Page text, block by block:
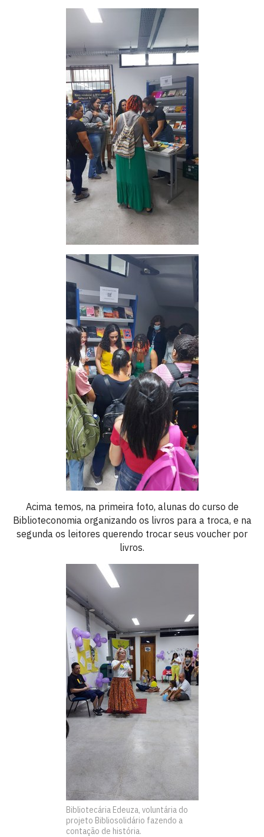
Acima temos, na primeira foto, alunas do curso de
Biblioteconomia organizando os livros para a troca, e na
segunda os leitores querendo trocar seus voucher por
livros.
Bibliotecária Edeuza, voluntária do
projeto Bibliosolidário fazendo a
contação de história.